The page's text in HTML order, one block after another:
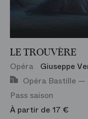
LE TROUVÈRE
Opéra
Giuseppe
Opéra Bastille —
Pass saison
À partir de 17 €